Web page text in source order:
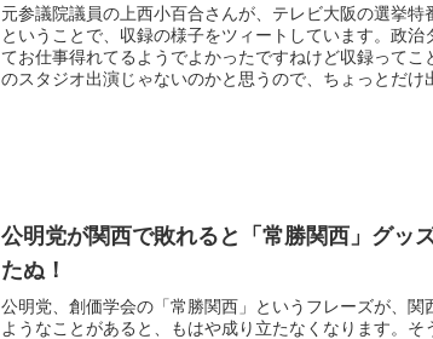
元参議院議員の上西小百合さんが、テレビ大阪の選挙特
ということで、収録の様子をツィートしています。政治
てお仕事得れてるようでよかったですねけど収録ってこ
のスタジオ出演じゃないのかと思うので、ちょっとだけ
公明党が関西で敗れると「常勝関西」グッ
たぬ！
公明党、創価学会の「常勝関西」というフレーズが、関
ようなことがあると、もはや成り立たなくなります。そ